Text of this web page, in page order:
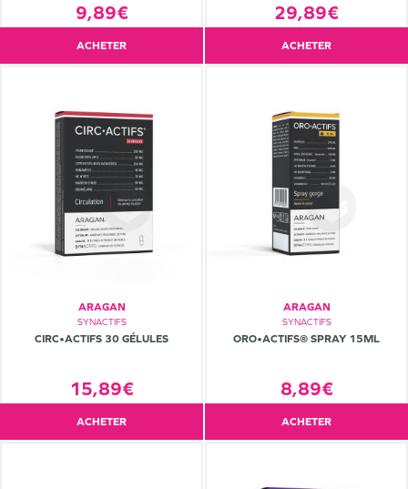
9,89€
ACHETER
29,89€
ACHETER
ARAGAN
SYNACTIFS
CIRC•ACTIFS 30 GÉLULES
15,89€
ACHETER
ARAGAN
SYNACTIFS
ORO•ACTIFS® SPRAY 15ML
8,89€
ACHETER